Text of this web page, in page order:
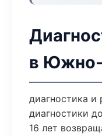
в
диагностика и
диагностики
16 лет